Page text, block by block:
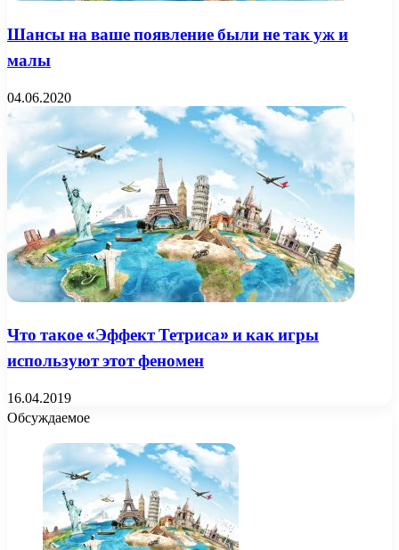
Шансы на ваше появление были не так уж и
малы
04.06.2020
Что такое «Эффект Тетриса» и как игры
используют этот феномен
16.04.2019
Обсуждаемое